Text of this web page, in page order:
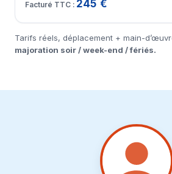
245 €
Tarifs réels, déplacement + main-
majoration soir / week-end / fériés.